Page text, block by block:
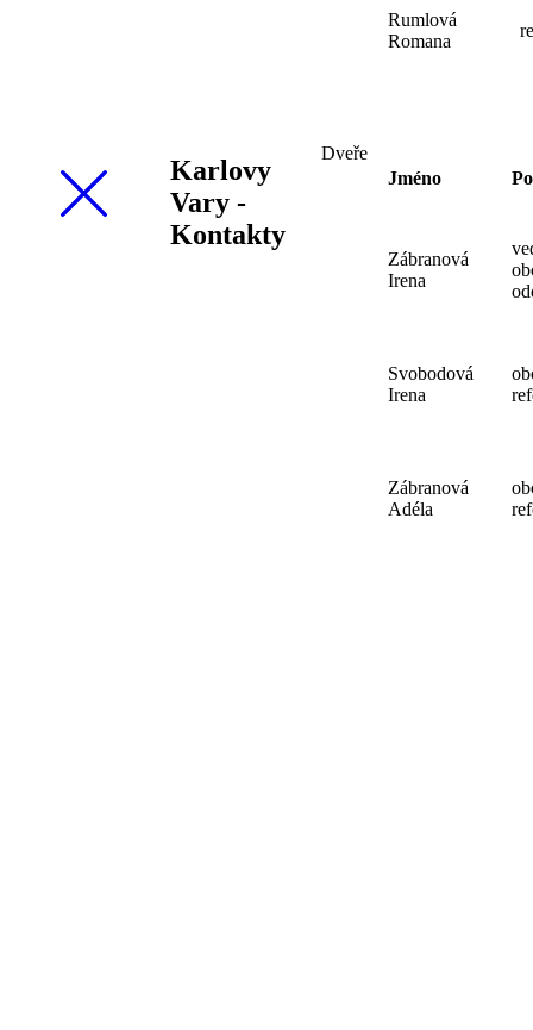
Rumlová
Romana
Karlovy
Vary -
Kontakty
Dveře
Jméno
Zábranová
Irena
Svobodová
Irena
Zábranová
Adéla